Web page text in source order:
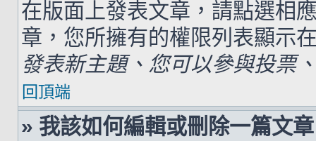
在版面上發表文章，請點選相
章，您所擁有的權限列表顯示
發表新主題、您可以參與投票
回頂端
» 我該如何編輯或刪除一篇文